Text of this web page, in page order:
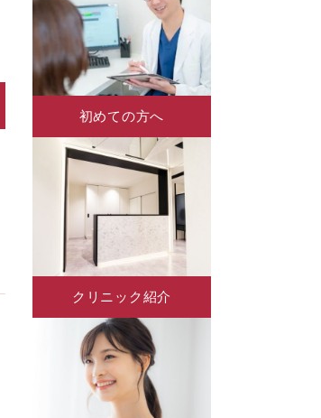
初めての方へ
クリニック紹介